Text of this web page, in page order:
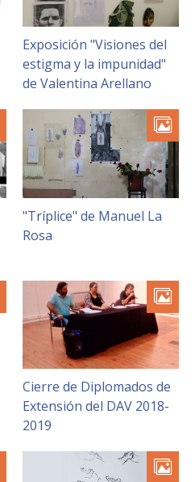
Exposición "Visiones del
estigma y la impunidad"
de Valentina Arellano
"Tríplice" de Manuel La
Rosa
Cierre de Diplomados de
Extensión del DAV 2018-
2019